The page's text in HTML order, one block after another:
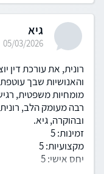
גיא
05/03/2026
רונית, את עורכת דין
והאנושיות שבך
מומחיות משפטית,
רבה מעומק הלב,
ובהוקרה, גיא.
זמינות: 5
מקצועיות: 5
יחס אישי: 5